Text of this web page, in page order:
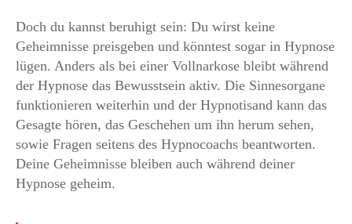
Doch du kannst beruhigt sein: Du wirst keine
Geheimnisse preisgeben und könntest sogar in Hypnose
lügen. Anders als bei einer Vollnarkose bleibt während
der Hypnose das Bewusstsein aktiv. Die Sinnesorgane
funktionieren weiterhin und der Hypnotisand kann das
Gesagte hören, das Geschehen um ihn herum sehen,
sowie Fragen seitens des Hypnocoachs beantworten.
Deine Geheimnisse bleiben auch während deiner
Hypnose geheim.